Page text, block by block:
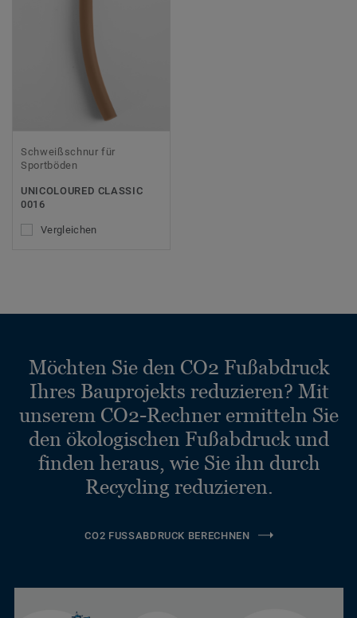
Schweißschnur für
Sportböden
UNICOLOURED CLASSIC
0016
Vergleichen
Möchten Sie den CO2 Fußabdruck
Ihres Bauprojekts reduzieren? Mit
unserem CO2-Rechner ermitteln Sie
den ökologischen Fußabdruck und
finden heraus, wie Sie ihn durch
Recycling reduzieren.
CO2 FUSSABDRUCK BERECHNEN